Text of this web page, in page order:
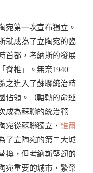
宛第一次宣布獨立。
就成為了立陶宛的臨
首都，考納斯的發展
脊椎」。無奈1940
之進入了蘇聯統治時
佔領。（輾轉的命運
成為蘇聯的統治範
宛從蘇聯獨立， 維爾
了立陶宛的第二大城
換，但考納斯堅韌的
宛重要的城市，繁榮